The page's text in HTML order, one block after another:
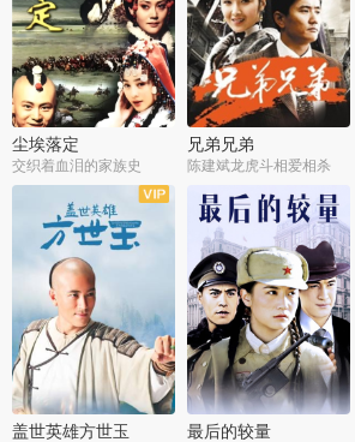
尘埃落定
交织着血泪的家族史
兄弟兄弟
陈建斌龙虎斗相爱相杀
全36集
盖世英雄方世玉
全28集
最后的较量